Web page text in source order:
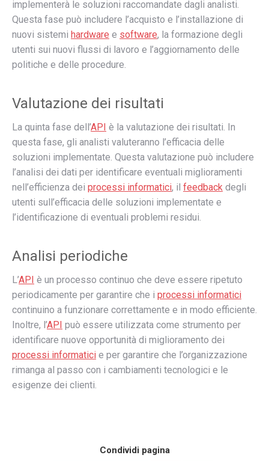
implementerà le soluzioni raccomandate dagli analisti.
Questa fase può includere l’acquisto e l’installazione di
nuovi sistemi hardware e software, la formazione degli
utenti sui nuovi flussi di lavoro e l’aggiornamento delle
politiche e delle procedure.
Valutazione dei risultati
La quinta fase dell’API è la valutazione dei risultati. In
questa fase, gli analisti valuteranno l’efficacia delle
soluzioni implementate. Questa valutazione può includere
l’analisi dei dati per identificare eventuali miglioramenti
nell’efficienza dei processi informatici, il feedback degli
utenti sull’efficacia delle soluzioni implementate e
l’identificazione di eventuali problemi residui.
Analisi periodiche
L’API è un processo continuo che deve essere ripetuto
periodicamente per garantire che i processi informatici
continuino a funzionare correttamente e in modo efficiente.
Inoltre, l’API può essere utilizzata come strumento per
identificare nuove opportunità di miglioramento dei
processi informatici e per garantire che l’organizzazione
rimanga al passo con i cambiamenti tecnologici e le
esigenze dei clienti.
Condividi pagina